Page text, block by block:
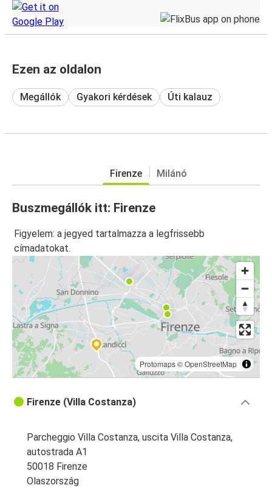
Ezen az oldalon
Megállók Gyakori kérdések Úti kalauz
Firenze Milánó
Buszmegállók itt: Firenze
Figyelem: a jegyed tartalmazza a legfrissebb
címadatokat.
Protomaps©OpenStreetMap
Firenze (Villa Costanza)
Parcheggio Villa Costanza, uscita Villa Costanza,
autostrada A1
50018 Firenze
Olaszország